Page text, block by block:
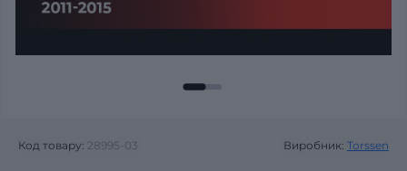
Код товару: 28995-03 Виробник: Torssen